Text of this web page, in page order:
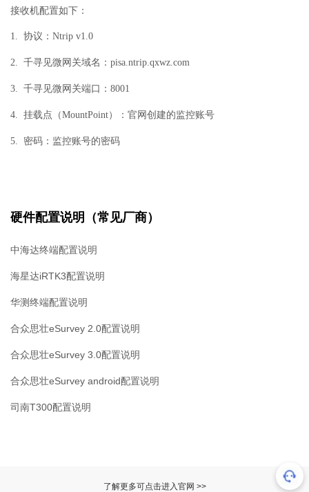
接收机配置如下：
1. 协议：Ntrip v1.0
2. 千寻见微网关域名：pisa.ntrip.qxwz.com
3. 千寻见微网关端口：8001
4. 挂载点（MountPoint）：官网创建的监控账号
5. 密码：监控账号的密码
硬件配置说明（常见厂商）
中海达终端配置说明
海星达iRTK3配置说明
华测终端配置说明
合众思壮eSurvey 2.0配置说明
合众思壮eSurvey 3.0配置说明
合众思壮eSurvey android配置说明
司南T300配置说明
了解更多可点击进入官网 >>